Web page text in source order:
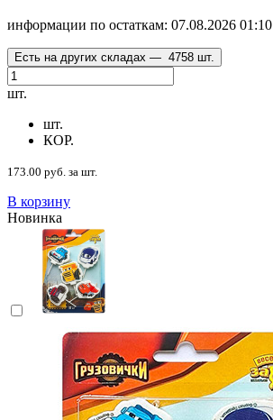
информации по остаткам: 07.08.2026 01:10
Есть на других складах — 4758 шт.
шт.
шт.
КОР.
173.00 руб. за шт.
В корзину
Новинка